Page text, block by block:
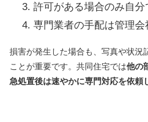
許可がある場合のみ自分
専門業者の手配は管理
損害が発生した場合も、写真や状況
ことが重要です。共同住宅では他の
急処置後は速やかに専門対応を依頼